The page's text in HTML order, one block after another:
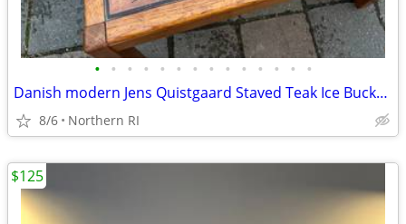
• • • • • • • • • • • • • •
Danish modern Jens Quistgaard Staved Teak Ice Bucket Dansk A457
8/6 Northern RI
$125